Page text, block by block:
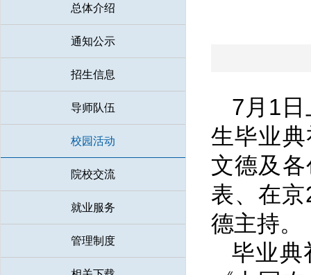
总体介绍
通知公示
招生信息
导师队伍
校园活动
院校交流
就业服务
管理制度
7月1
生毕业
文德及
表、在
德主持。
毕业典